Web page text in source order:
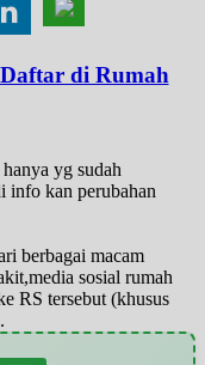
di Rumah
yg sudah
info kan perubahan
berbagai macam
sosial rumah
RS tersebut (khusus